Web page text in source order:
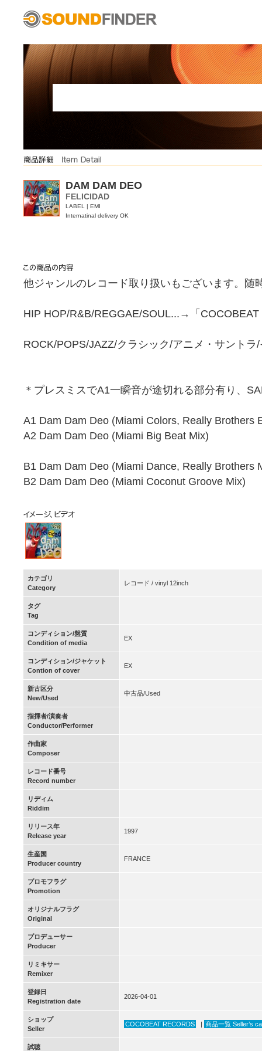
DAM DAM DEO
FELICIDAD
LABEL | EMI
Internatinal delivery OK
他ジャンルのレコード取り扱いもございます。随
HIP HOP/R&B/REGGAE/SOUL...→「COCOBEAT
ROCK/POPS/JAZZ/クラシック/アニメ・サント
＊プレスミスでA1一瞬音が途切れる部分有り、
A1 Dam Dam Deo (Miami Colors, Really Brothers
A2 Dam Dam Deo (Miami Big Beat Mix)
B1 Dam Dam Deo (Miami Dance, Really Brothers
B2 Dam Dam Deo (Miami Coconut Groove Mix)
カテゴリ
Category
レコード / vinyl 12inch
タグ
Tag
コンディション/盤質
Condition of media
EX
コンディション/ジャケット
Contion of cover
EX
新古区分
New/Used
中古品/Used
指揮者/演奏者
Conductor/Performer
作曲家
Composer
レコード番号
Record number
リディム
Riddim
リリース年
Release year
1997
生産国
Producer country
FRANCE
プロモフラグ
Promotion
オリジナルフラグ
Original
プロデューサー
Producer
リミキサー
Remixer
登録日
Registration date
2026-04-01
ショップ
Seller
COCOBEAT RECORDS | 商品一覧 Seller’s
試聴